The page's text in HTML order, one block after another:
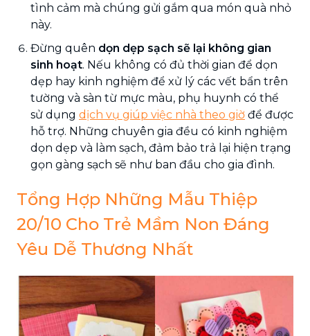
tình cảm mà chúng gửi gắm qua món quà nhỏ
này.
Đừng quên dọn dẹp sạch sẽ lại không gian
sinh hoạt. Nếu không có đủ thời gian để dọn
dẹp hay kinh nghiệm để xử lý các vết bẩn trên
tường và sàn từ mực màu, phụ huynh có thể
sử dụng dịch vụ giúp việc nhà theo giờ để được
hỗ trợ. Những chuyên gia đều có kinh nghiệm
dọn dẹp và làm sạch, đảm bảo trả lại hiện trạng
gọn gàng sạch sẽ như ban đầu cho gia đình.
Tổng Hợp Những Mẫu Thiệp
20/10 Cho Trẻ Mầm Non Đáng
Yêu Dễ Thương Nhất